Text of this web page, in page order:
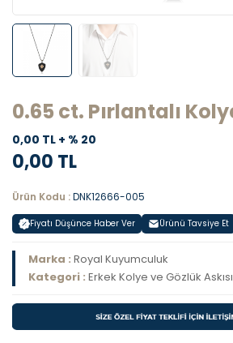
0.65 ct. Pırlantalı
0,00 TL + % 20
0,00 TL
Ürün Kodu :DNK12666-005
Fiyatı Düşünce Haber Ver Ürünü Tavsiye Et
Marka : Royal Kuyumculuk
Kategori : Erkek Kolye ve Gözlük Askısı